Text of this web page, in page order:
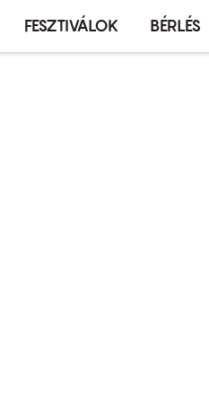
FESZTIVÁLOK BÉRLÉS